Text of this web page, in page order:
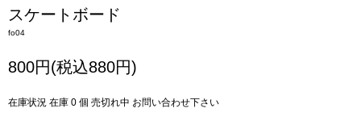
スケートボード
fo04
800円(税込880円)
在庫状況 在庫 0 個 売切れ中 お問い合わせ下さい